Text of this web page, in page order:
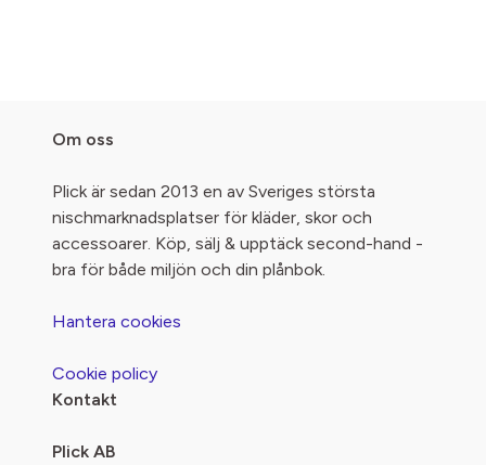
Om oss
Plick är sedan 2013 en av Sveriges största
nischmarknadsplatser för kläder, skor och
accessoarer. Köp, sälj & upptäck second-hand -
bra för både miljön och din plånbok.
Hantera cookies
Cookie policy
Kontakt
Plick AB